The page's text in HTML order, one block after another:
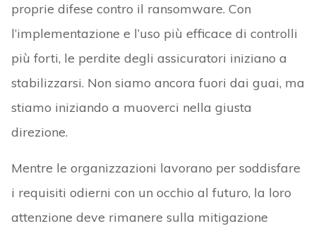
proprie difese contro il ransomware. Con
l’implementazione e l’uso più efficace di controlli
più forti, le perdite degli assicuratori iniziano a
stabilizzarsi. Non siamo ancora fuori dai guai, ma
stiamo iniziando a muoverci nella giusta
direzione.
Mentre le organizzazioni lavorano per soddisfare
i requisiti odierni con un occhio al futuro, la loro
attenzione deve rimanere sulla mitigazione